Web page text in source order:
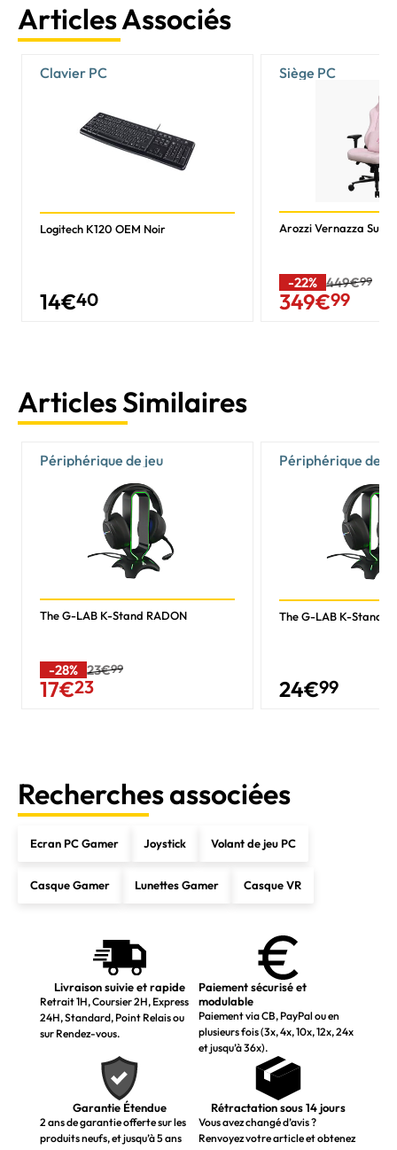
Articles Associés
Clavier PC
Logitech K120 OEM Noir
14€40
Siège PC
Arozzi Vernazza
-22% 449€99
349€99
Articles Similaires
Périphérique de jeu
The G-LAB K-Stand RADON
-28% 23€99
17€23
Périphérique de
The G-LAB K-Stand
24€99
Recherches associées
Ecran PC Gamer Joystick Volant de jeu PC
Casque Gamer Lunettes Gamer Casque VR
Livraison suivie et rapide
Retrait 1H, Coursier 2H, Express
24H, Standard, Point Relais ou
sur Rendez-vous.
Paiement sécurisé et
modulable
Paiement via CB, PayPal ou en
plusieurs fois (3x, 4x, 10x, 12x, 24x
et jusqu’à 36x).
Garantie Étendue
2 ans de garantie offerte sur les
produits neufs, et jusqu’à 5 ans
Rétractation sous 14 jours
Vous avez changé d’avis ?
Renvoyez votre article et obtenez